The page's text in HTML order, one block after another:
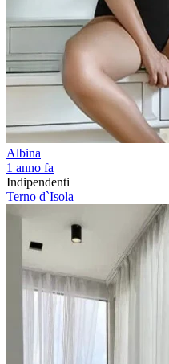
Albina
1 anno fa
Indipendenti
Terno d`Isola